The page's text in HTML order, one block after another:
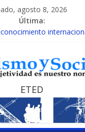
agosto 8, 2026
Última:
es Día Nacional de
DE LA COALICIÓN
Albizu apoyarán
de Consulta
ETED